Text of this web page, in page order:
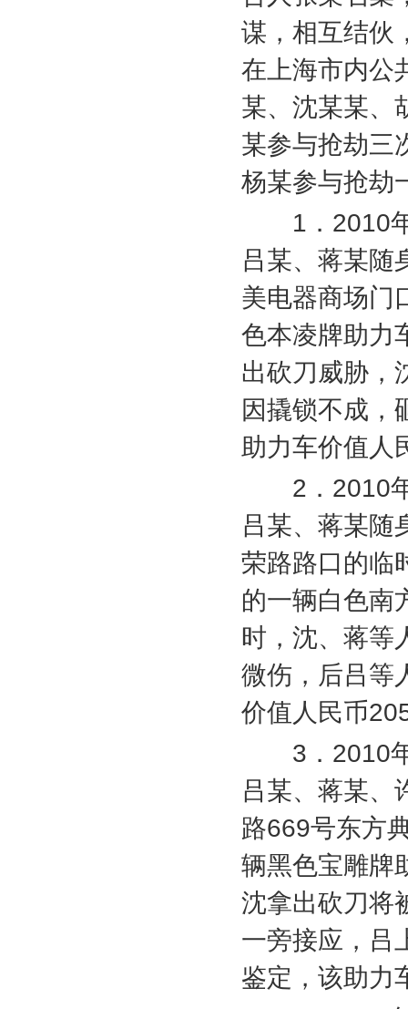
谋，相互结伙
在上海市内公
某、沈某某、
某参与抢劫三
杨某参与抢劫
1 ． 2010
吕某、蒋某随
美电器商场门
色本凌牌助力
出砍刀威胁，
因撬锁不成，
助力车价值人
2 ． 2010
吕某、蒋某随
荣路路口的临
的一辆白色南
时，沈、蒋等
微伤，后吕等
价值人民币
3 ． 2010
吕某、蒋某、
路669号东方
辆黑色宝雕牌
沈拿出砍刀将
一旁接应，吕
鉴定，该助力